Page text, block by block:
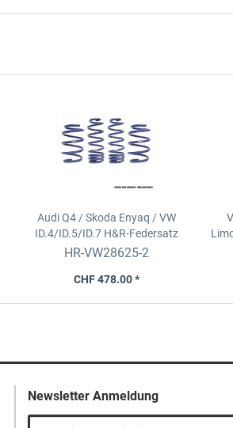
Audi Q4 / Skoda Enyaq / VW
ID.4/ID.5/ID.7 H&R-Federsatz
für VAG-Elektrofahrzeug
HR-VW28625-2
CHF 478.00 *
Newsletter Anmeldung